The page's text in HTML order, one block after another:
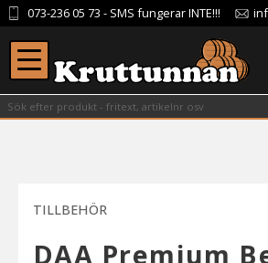
Meny
073-236 05 73 - SMS fungerar INTE!!!
TILLBEHÖR
DAA Premium